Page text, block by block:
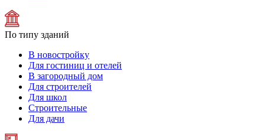
По типу зданий
В новостройку
Для гостиниц и отелей
В загородный дом
Для строителей
Для школ
Строительные
Для дачи